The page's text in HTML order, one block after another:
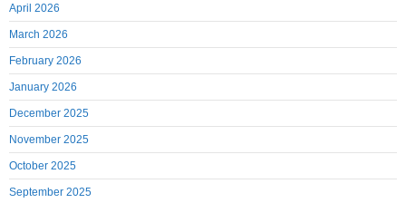
April 2026
March 2026
February 2026
January 2026
December 2025
November 2025
October 2025
September 2025